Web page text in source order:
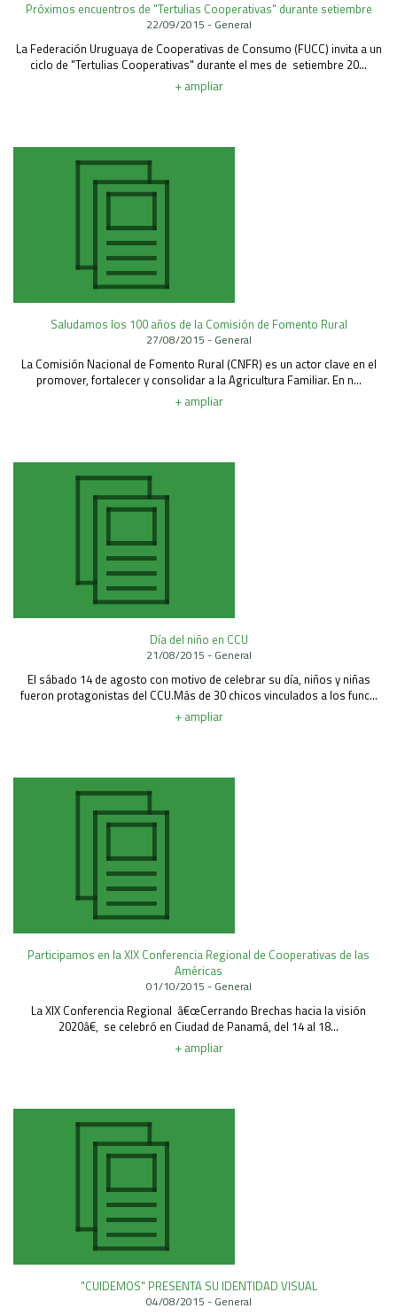
Acerca del Área
Programas
Recursos Digitales
Próximos encuentros de "Tertulias Cooperativas" durante setiembre
22/09/2015 - General
La Federación Uruguaya de Cooperativas de Consumo (FUCC) invita a un
ciclo de "Tertulias Cooperativas" durante el mes de setiembre 20...
+ ampliar
Saludamos los 100 años de la Comisión de Fomento Rural
27/08/2015 - General
La Comisión Nacional de Fomento Rural (CNFR) es un actor clave en el
promover, fortalecer y consolidar a la Agricultura Familiar. En n...
+ ampliar
Día del niño en CCU
21/08/2015 - General
El sábado 14 de agosto con motivo de celebrar su día, niños y niñas
fueron protagonistas del CCU.Más de 30 chicos vinculados a los func...
+ ampliar
Participamos en la XIX Conferencia Regional de Cooperativas de las
Américas
01/10/2015 - General
La XIX Conferencia Regional â€œCerrando Brechas hacia la visión
2020â€, se celebró en Ciudad de Panamá, del 14 al 18...
+ ampliar
"CUIDEMOS" PRESENTA SU IDENTIDAD VISUAL
04/08/2015 - General